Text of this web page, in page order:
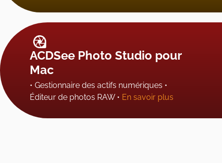
ACDSee Photo Studio pour
Mac
• Gestionnaire des actifs numériques •
Éditeur de photos RAW • En savoir plus